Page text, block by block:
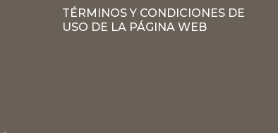
TÉRMINOS Y CONDICIONES DE
USO DE LA PÁGINA WEB